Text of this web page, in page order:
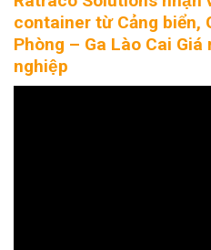
container từ Cảng biển,
Phòng – Ga Lào Cai Giá
nghiệp